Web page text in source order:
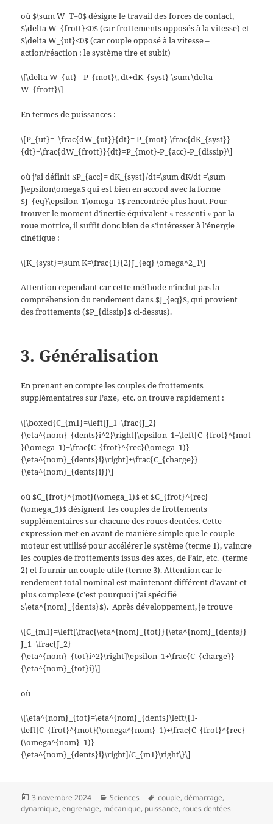
où $\sum W_T=0$ désigne le travail des forces de contact,
$\delta W_{frott}<0$ (car frottements opposés à la vitesse) et
$\delta W_{ut}<0$ (car couple opposé à la vitesse –
action/réaction : le système tire et subit)
\[\delta W_{ut}=-P_{mot}\, dt+dK_{syst}-\sum \delta
W_{frott}\]
En termes de puissances :
\[P_{ut}= -\frac{dW_{ut}}{dt}= P_{mot}-\frac{dK_{syst}}
{dt}+\frac{dW_{frott}}{dt}=P_{mot}-P_{acc}-P_{dissip}\]
où j’ai définit $P_{acc}= dK_{syst}/dt=\sum dK/dt =\sum
J\epsilon\omega$ qui est bien en accord avec la forme
$J_{eq}\epsilon_1\omega_1$ rencontrée plus haut. Pour
trouver le moment d’inertie équivalent « ressenti » par la
roue motrice, il suffit donc bien de s’intéresser à l’énergie
cinétique :
\[K_{syst}=\sum K=\frac{1}{2}J_{eq} \omega^2_1\]
Attention cependant car cette méthode n’inclut pas la
compréhension du rendement dans $J_{eq}$, qui provient
des frottements ($P_{dissip}$ ci-dessus).
3. Généralisation
En prenant en compte les couples de frottements
supplémentaires sur l’axe, etc. on trouve rapidement :
\[\boxed{C_{m1}=\left[J_1+\frac{J_2}
{\eta^{nom}_{dents}i^2}\right]\epsilon_1+\left[C_{frot}^{mot
}(\omega_1)+\frac{C_{frot}^{rec}(\omega_1)}
{\eta^{nom}_{dents}i}\right]+\frac{C_{charge}}
{\eta^{nom}_{dents}i}}\]
où $C_{frot}^{mot}(\omega_1)$ et $C_{frot}^{rec}
(\omega_1)$ désignent les couples de frottements
supplémentaires sur chacune des roues dentées. Cette
expression met en avant de manière simple que le couple
moteur est utilisé pour accélérer le système (terme 1), vaincre
les couples de frottements issus des axes, de l’air, etc. (terme
2) et fournir un couple utile (terme 3). Attention car le
rendement total nominal est maintenant différent d’avant et
plus complexe (c’est pourquoi j’ai spécifié
$\eta^{nom}_{dents}$). Après développement, je trouve
\[C_{m1}=\left[\frac{\eta^{nom}_{tot}}{\eta^{nom}_{dents}}
J_1+\frac{J_2}
{\eta^{nom}_{tot}i^2}\right]\epsilon_1+\frac{C_{charge}}
{\eta^{nom}_{tot}i}\]
où
\[\eta^{nom}_{tot}=\eta^{nom}_{dents}\left\{1-
\left[C_{frot}^{mot}(\omega^{nom}_1)+\frac{C_{frot}^{rec}
(\omega^{nom}_1)}
{\eta^{nom}_{dents}i}\right]/C_{m1}\right\}\]
Publié
le
3 novembre 2024 Catégories
Sciences
Mots-
clés
couple,démarrage,
dynamique,engrenage, mécanique, puissance, roues dentées